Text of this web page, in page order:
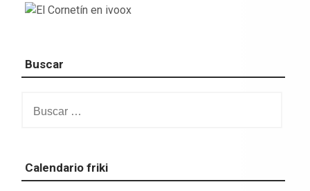
Buscar
Calendario friki